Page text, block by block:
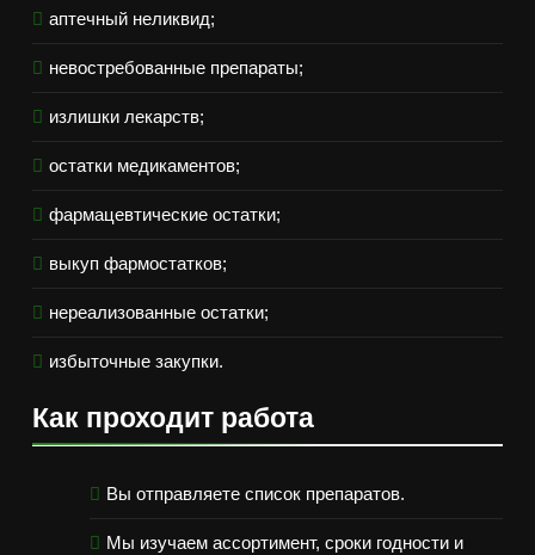
аптечный неликвид;
невостребованные препараты;
излишки лекарств;
остатки медикаментов;
фармацевтические остатки;
выкуп фармостатков;
нереализованные остатки;
избыточные закупки.
Как проходит работа
Вы отправляете список препаратов.
Мы изучаем ассортимент, сроки годности и